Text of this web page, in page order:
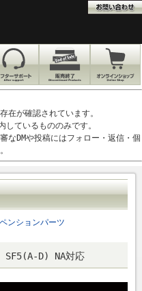
在が確認されています。
しているもののみです。
なDMや投稿にはフォロー・返信・個
ンションパーツ
SF5(A-D) NA対応